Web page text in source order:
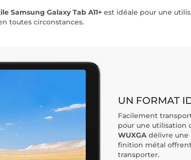
Samsung Galaxy Tab A11+ est idéale pour une
toutes circonstances.
UN FORMAT
Facilement
pour une utilisation
WUXGA délivre une
finition métal
transporter.